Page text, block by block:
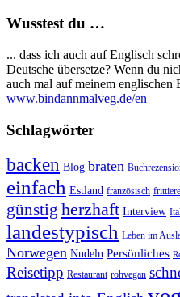
Wusstest du …
... dass ich auch auf Englisch
Deutsche übersetze? Wenn du
auch mal auf meinem englischen
www.bindannmalveg.de/en
Schlagwörter
backen Blog braten
einfach Estland französisch
günstig herzhaft Interview
landestypisch Leben im
Norwegen Nudeln Persönliches
Reisetipp Restaurant rohvegan